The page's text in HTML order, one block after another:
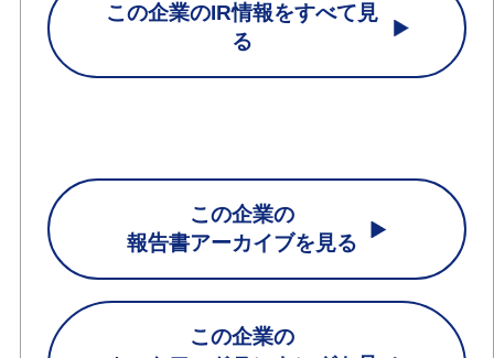
この企業のIR情報をすべて見
る
この企業の
報告書アーカイブを見る
この企業の